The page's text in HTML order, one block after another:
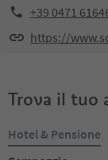
+39 0471
https://
Trova il tuo
Hotel & Pensione